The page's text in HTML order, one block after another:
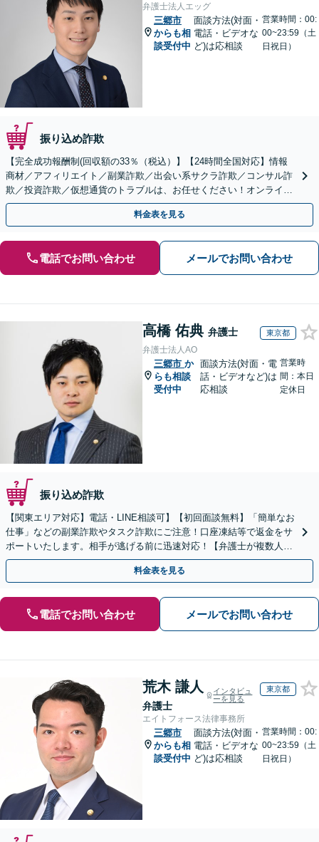
弁護士法人エッグ
三郷市
からも相
談受付中
面談方法(対面・
電話・ビデオな
ど)は応相談
営業時間：00:
00~23:59（土
日祝日）
振り込め詐欺
【完全成功報酬制(回収額の33％（税込）】【24時間全国対応】情報
商材／アフィリエイト／副業詐欺／出会い系サクラ詐欺／コンサル詐
欺／投資詐欺／仮想通貨のトラブルは、お任せください！オンライン
のみで解決も可能！
料金表を見る
電話でお問い合わせ メールでお問い合わせ
高橋 佑典 弁護士 東京都
弁護士法人AO
三郷市 か
らも相談
受付中
面談方法(対面・電
話・ビデオなど)は
応相談
営業時
間：本日
定休日
振り込め詐欺
【関東エリア対応】電話・LINE相談可】【初回面談無料】「簡単なお
仕事」などの副業詐欺やタスク詐欺にご注意！口座凍結等で返金をサ
ポートいたします。相手が逃げる前に迅速対応！【弁護士が複数人在
籍】事務所内で連携し問題解決へ【休日・夜間面談可】
料金表を見る
電話でお問い合わせ メールでお問い合わせ
荒木 謙人
弁護士
インタビュ
ーを見る
東京都
エイトフォース法律事務所
三郷市
からも相
談受付中
面談方法(対面・
電話・ビデオな
ど)は応相談
営業時間：00:
00~23:59（土
日祝日）